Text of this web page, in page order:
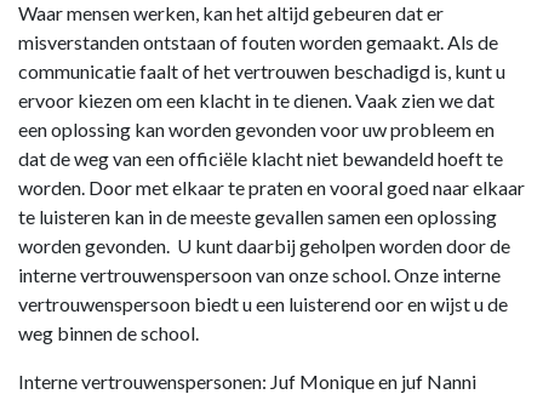
Waar mensen werken, kan het altijd gebeuren dat er
misverstanden ontstaan of fouten worden gemaakt. Als de
communicatie faalt of het vertrouwen beschadigd is, kunt u
ervoor kiezen om een klacht in te dienen. Vaak zien we dat
een oplossing kan worden gevonden voor uw probleem en
dat de weg van een officiële klacht niet bewandeld hoeft te
worden. Door met elkaar te praten en vooral goed naar elkaar
te luisteren kan in de meeste gevallen samen een oplossing
worden gevonden. U kunt daarbij geholpen worden door de
interne vertrouwenspersoon van onze school. Onze interne
vertrouwenspersoon biedt u een luisterend oor en wijst u de
weg binnen de school.
Interne vertrouwenspersonen: Juf Monique en juf Nanni